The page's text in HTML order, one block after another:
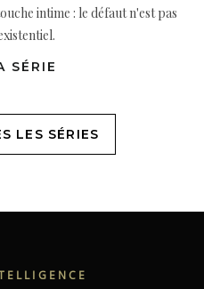
intime : le défaut n'est pas
SÉRIE
LES SÉRIES